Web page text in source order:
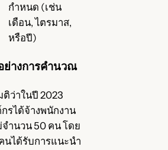
กำหนด (เช่น
เดือน, ไตรมาส,
หรือปี)
ย่างการคำนวณ
ติว่าในปี 2023
รได้จ้างพนักงาน
ำนวน 50 คน โดย
นได้รับการแนะนำ